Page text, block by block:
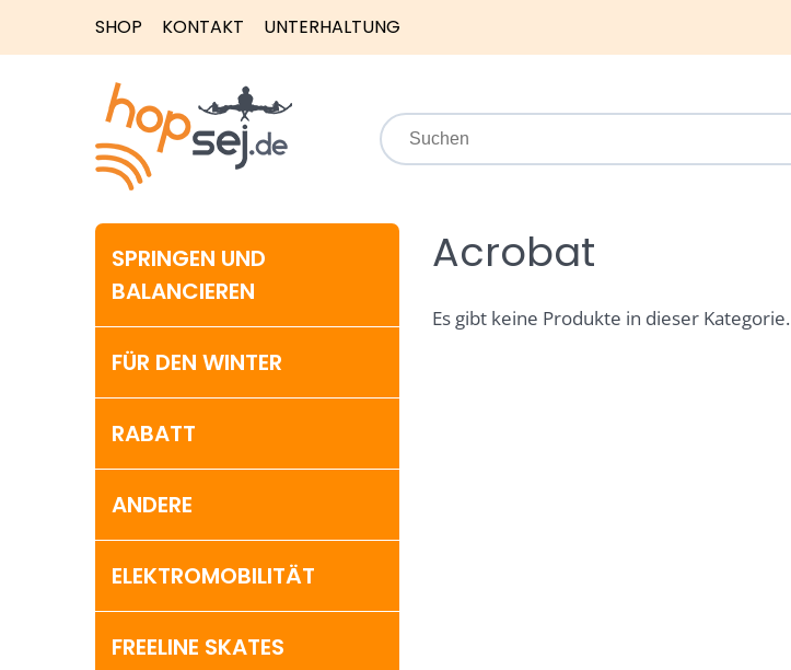
SHOP KONTAKT UNTERHALTUNG
SPRINGEN UND
BALANCIEREN
FÜR DEN WINTER
RABATT
ANDERE
ELEKTROMOBILITÄT
FREELINE SKATES
Acrobat
Es gibt keine Produkte in dieser Kategorie.